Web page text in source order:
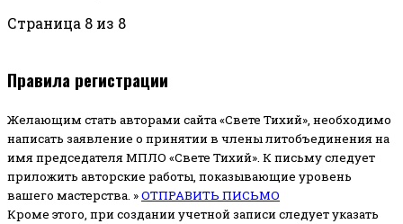
Страница 8 из 8
Правила регистрации
Желающим стать авторами сайта «Свете Тихий», необходимо
написать заявление о принятии в члены литобъединения на
имя председателя МПЛО «Свете Тихий». К письму следует
приложить авторские работы, показывающие уровень
вашего мастерства. »ОТПРАВИТЬ ПИСЬМО
Кроме этого, при создании учетной записи следует указать